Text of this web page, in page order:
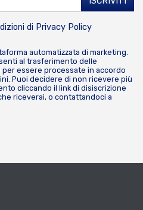
di Privacy Policy
automatizzata di marketing.
al trasferimento delle
essere processate in accordo
. Puoi decidere di non ricevere più
cliccando il link di disiscrizione
riceverai, o contattandoci a